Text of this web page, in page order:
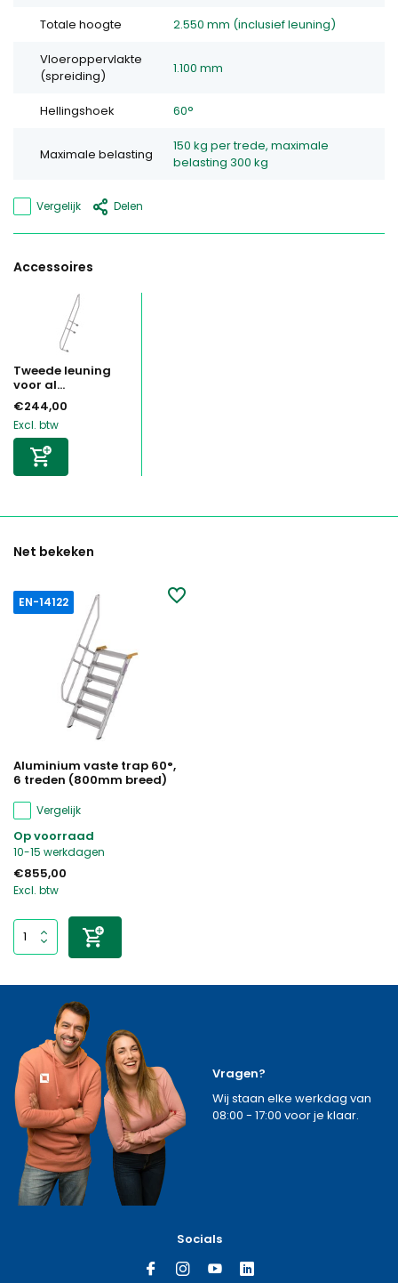
Totale hoogte 2.550 mm (inclusief leuning)
Vloeroppervlakte
(spreiding)
1.100 mm
Hellingshoek 60°
Maximale belasting
150 kg per trede, maximale
belasting 300 kg
Vergelijk Delen
Accessoires
Tweede leuning
voor al...
€244,00
Excl. btw
Net bekeken
EN-14122
Aluminium vaste trap 60°,
6 treden (800mm breed)
Vergelijk
Op voorraad
10-15 werkdagen
€855,00
Excl. btw
Vragen?
Wij staan elke werkdag van
08:00 - 17:00 voor je klaar.
Socials